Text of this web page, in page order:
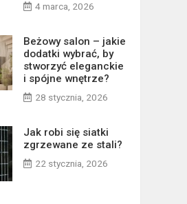
4 marca, 2026
Beżowy salon – jakie
dodatki wybrać, by
stworzyć eleganckie
i spójne wnętrze?
28 stycznia, 2026
Jak robi się siatki
zgrzewane ze stali?
22 stycznia, 2026